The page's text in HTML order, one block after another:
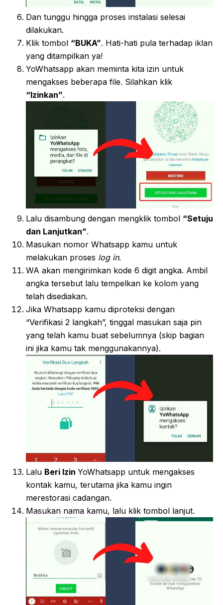
Dan tunggu hingga proses instalasi selesai
dilakukan.
Klik tombol “BUKA”. Hati-hati pula terhadap iklan
yang ditampilkan ya!
YoWhatsapp akan meminta kita izin untuk
mengakses beberapa file. Silahkan klik
“Izinkan”.
Lalu disambung dengan mengklik tombol “Setuju
dan Lanjutkan”.
Masukan nomor Whatsapp kamu untuk
melakukan proses log in.
WA akan mengirimkan kode 6 digit angka. Ambil
angka tersebut lalu tempelkan ke kolom yang
telah disediakan.
Jika Whatsapp kamu diproteksi dengan
“Verifikasi 2 langkah”, tinggal masukan saja pin
yang telah kamu buat sebelumnya (skip bagian
ini jika kamu tak menggunakannya).
Lalu Beri Izin YoWhatsapp untuk mengakses
kontak kamu, terutama jika kamu ingin
merestorasi cadangan.
Masukan nama kamu, lalu klik tombol lanjut.